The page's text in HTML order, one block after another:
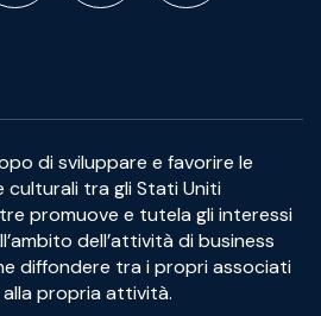
di sviluppare e favorire le
culturali tra gli Stati Uniti
promuove e tutela gli interessi
dell’attività di business
diffondere tra i propri associati
propria attività.